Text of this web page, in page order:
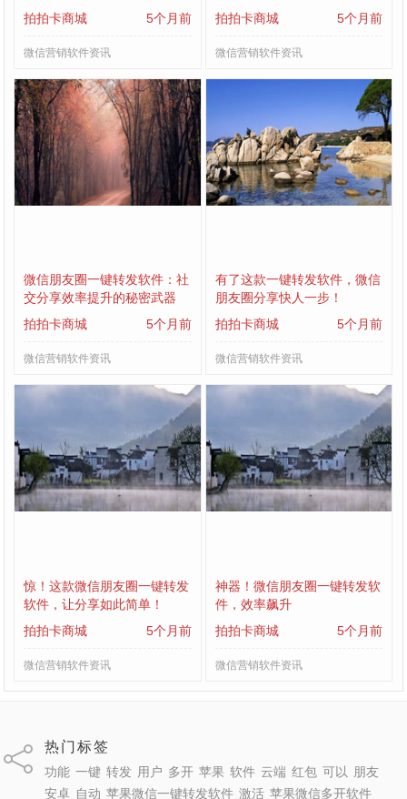
拍拍卡商城
5个月前
微信营销软件资讯
拍拍卡商城
5个月前
微信营销软件资讯
微信朋友圈一键转发软件：社
交分享效率提升的秘密武器
拍拍卡商城
5个月前
微信营销软件资讯
有了这款一键转发软件，微信
朋友圈分享快人一步！
拍拍卡商城
5个月前
微信营销软件资讯
惊！这款微信朋友圈一键转发
软件，让分享如此简单！
拍拍卡商城
5个月前
微信营销软件资讯
神器！微信朋友圈一键转发软
件，效率飙升
拍拍卡商城
5个月前
微信营销软件资讯
热门标签
功能 一键 转发 用户 多开 苹果 软件 云端 红包 可以
朋友
安卓 自动 苹果微信一键转发软件 激活 苹果微信多开软件